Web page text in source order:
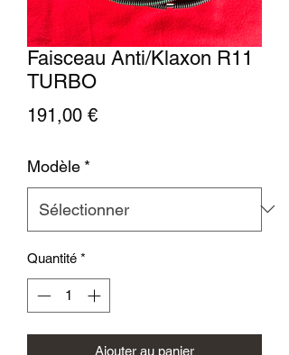
Faisceau Anti/Klaxon R11
TURBO
191,00 €Prix
Modèle *
Quantité *
Ajouter au panier